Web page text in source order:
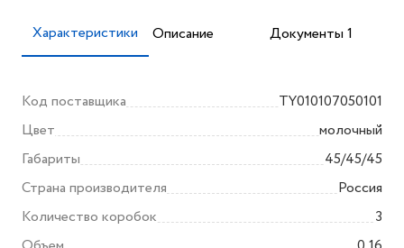
Характеристики Описание Документы 1
Код поставщика
TY010107050101
Цвет
молочный
Габариты
45/45/45
Страна производителя
Россия
Количество коробок
3